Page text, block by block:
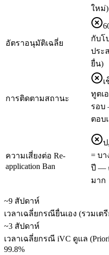
ใหม่)
อัตราอนุมัติเฉลี่ย
กับโ
ประ
ยื่น)
การติดตามสถานะ
ทูตเ
รอบ
ตอบ
ความเสี่ยงต่อ Re-
application Ban
ป
= บ
ปี —
มาก
~9 สัปดาห์
เวลาเฉลี่ยกรณียื่นเอง (รวมเต
~3 สัปดาห์
เวลาเฉลี่ยกรณี iVC ดูแล
99.8%